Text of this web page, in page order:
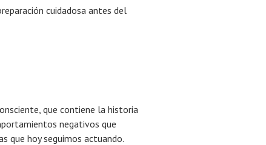
cuidadosa antes del
que contiene la historia
negativos que
que hoy seguimos actuando.